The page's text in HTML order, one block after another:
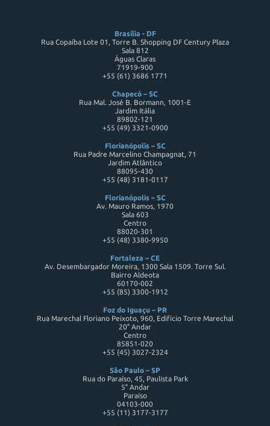
Brasília - DF
Rua Copaíba Lote 01, Torre B. Shopping DF Century Plaza
Sala 812
Águas Claras
71919-900
+55 (61) 3686 1771
Chapecó – SC
Rua Mal. José B. Bormann, 1001-E
Jardim Itália
89802-121
+55 (49) 3321-0900
Florianópolis – SC
Rua Padre Marcelino Champagnat, 71
Jardim Atlântico
88095-430
+55 (48) 3181-0117
Florianópolis – SC
Av. Mauro Ramos, 1970
Sala 603
Centro
88020-301
+55 (48) 3380-9950
Fortaleza – CE
Av. Desembargador Moreira, 1300 Sala 1509. Torre Sul.
Bairro Aldeota
60170-002
+55 (85) 3300-1912
Foz do Iguaçu – PR
Rua Marechal Floriano Peixoto, 960, Edifício Torre Marechal
20° Andar
Centro
85851-020
+55 (45) 3027-2324
São Paulo – SP
Rua do Paraíso, 45, Paulista Park
5° Andar
Paraíso
04103-000
+55 (11) 3177-3177